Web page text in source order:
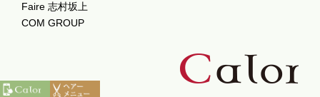
Faire 志村坂上
COM GROUP